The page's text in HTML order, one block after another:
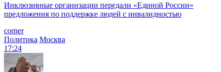
Инклюзивные организации передали «Единой России»
предложения по поддержке людей с инвалидностью
corner
Политика Москва
17:24